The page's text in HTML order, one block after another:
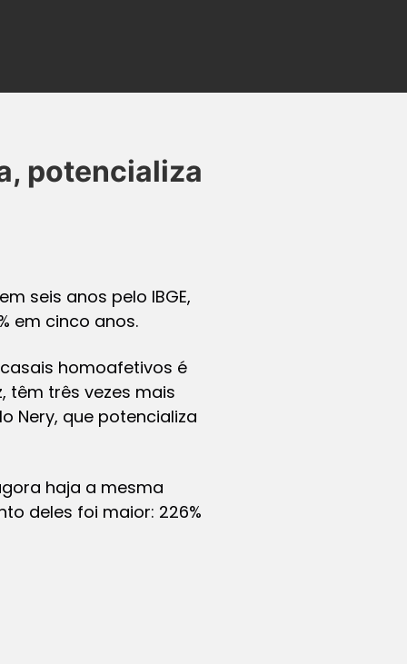
potencializa
seis anos pelo IBGE,
em cinco anos.
homoafetivos é
têm três vezes mais
Nery, que potencializa
haja a mesma
deles foi maior: 226%